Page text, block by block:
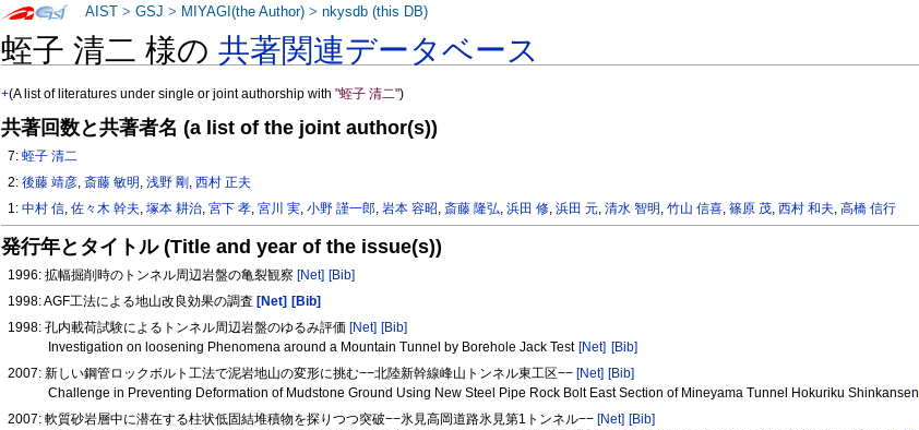
蛭子 清二 様の共著関連データベース
+(A list of literatures under single or joint authorship with"蛭子 清二")
共著回数と共著者名 (a list of the joint author(s))
7:蛭子 清二
2:後藤 靖彦,斎藤 敏明 ,浅野 剛 ,西村 正夫
1:中村 信,佐々木 幹夫,塚本 耕治,宮下 孝,宮川 実,小野 謹一郎,岩本 容昭,斎藤 隆弘,浜田 修,浜田 元,清水 智明 ,竹山 信喜,篠原 茂,西村 和夫,高橋 信行
発行年とタイトル (Title and year of the issue(s))
1996: 拡幅掘削時のトンネル周辺岩盤の亀裂観察 [Net] [Bib]
1998: AGF工法による地山改良効果の調査 [Net] [Bib]
1998: 孔内載荷試験によるトンネル周辺岩盤のゆるみ評価 [Net] [Bib]
Investigation on loosening Phenomena around a Mountain Tunnel by Borehole Jack Test [Net] [Bib]
2007: 新しい鋼管ロックボルト工法で泥岩地山の変形に挑む−−北陸新幹線峰山トンネル東工区−− [Net] [Bib]
Challenge in Preventing Deformation of Mudstone Ground Using New Steel Pipe Rock Bolt East Section of Mineyama Tunnel Hokuriku Shinkansen
2007: 軟質砂岩層中に潜在する柱状低固結堆積物を探りつつ突破−−氷見高岡道路氷見第1トンネル−− [Net] [Bib]
AIST >GSJ > MIYAGI(the Author) >nkysdb (this DB)